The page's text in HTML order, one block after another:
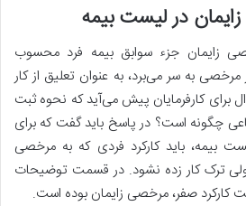
در لیست بیمه
زایمان جزء سوابق بیمه فرد محسوب
به سر می‌برد، به عنوان تعلیق از کار
برای کارفرمایان پیش می‌آید که نحوه ثبت
چگونه است؟ در پاسخ باید گفت که برای
بیمه، باید کارکرد فردی که به مرخصی
ولی ترک کار زده نشود. در قسمت توضیحات
کارکرد صفر، مرخصی زایمان بوده است.